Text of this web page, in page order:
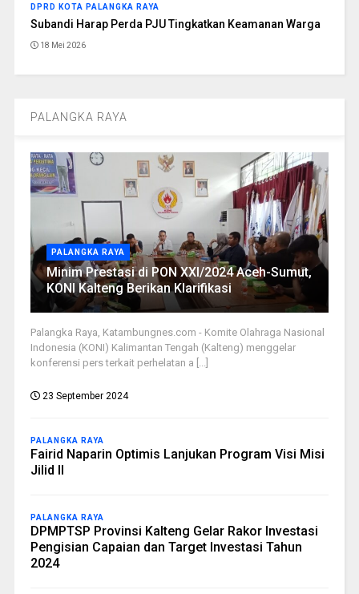
DPRD KOTA PALANGKA RAYA
Subandi Harap Perda PJU Tingkatkan Keamanan Warga
18 Mei 2026
PALANGKA RAYA
PALANGKA RAYA
Minim Prestasi di PON XXI/2024 Aceh-Sumut,
KONI Kalteng Berikan Klarifikasi
Palangka Raya, Katambungnes.com - Komite Olahraga Nasional
Indonesia (KONI) Kalimantan Tengah (Kalteng) menggelar
konferensi pers terkait perhelatan a [...]
23 September 2024
PALANGKA RAYA
Fairid Naparin Optimis Lanjukan Program Visi Misi
Jilid II
PALANGKA RAYA
DPMPTSP Provinsi Kalteng Gelar Rakor Investasi
Pengisian Capaian dan Target Investasi Tahun
2024